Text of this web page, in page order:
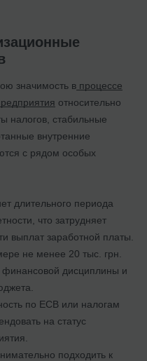
значимость в процессе
относительно
налогов, стабильные
внутренние
с рядом особых
длительного периода
что затрудняет
выплат заработной платы.
не менее 20 тыс. грн.
финансовой дисциплины и
по ЕСВ или налогам
на статус
подходить к